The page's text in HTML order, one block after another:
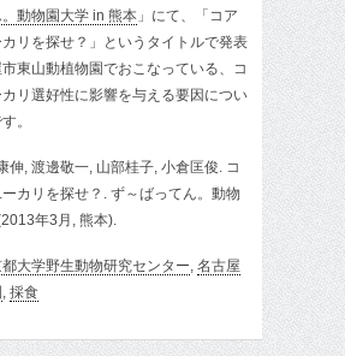
動物園大学 in 熊本 」にて、「コア
リを探せ？」というタイトルで発表
東山動植物園でおこなっている、コ
リ選好性に影響を与える要因につい
。
伸, 渡邊敬一, 山部桂子, 小倉匡俊. コ
カリを探せ？. ず～ばってん。動物
年3月, 熊本).
大学野生動物研究センター, 名古屋
, 採食